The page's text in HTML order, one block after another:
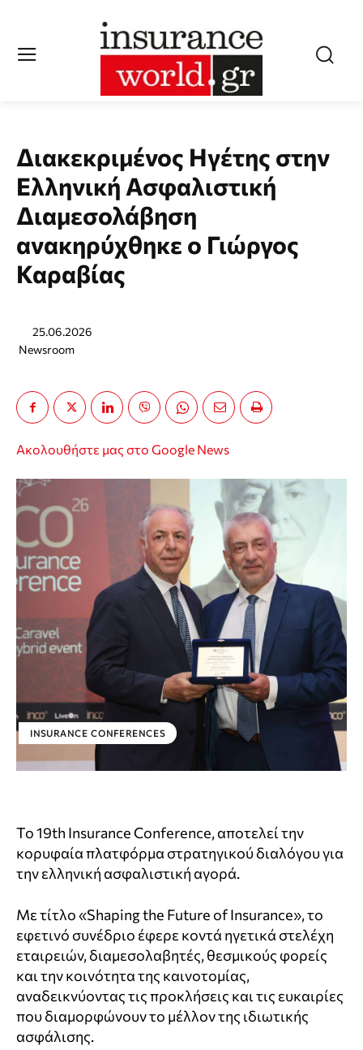
Διακεκριμένος Ηγέτης στην
Ελληνική Ασφαλιστική
Διαμεσολάβηση
ανακηρύχθηκε ο Γιώργος
Καραβίας
25.06.2026
Newsroom
Ακολουθήστε μας στο Google News
INSURANCE CONFERENCES
Το 19th Insurance Conference, αποτελεί την
κορυφαία πλατφόρμα στρατηγικού διαλόγου για
την ελληνική ασφαλιστική αγορά.
Με τίτλο «Shaping the Future of Insurance», το
εφετινό συνέδριο έφερε κοντά ηγετικά στελέχη
εταιρειών, διαμεσολαβητές, θεσμικούς φορείς
και την κοινότητα της καινοτομίας,
αναδεικνύοντας τις προκλήσεις και τις ευκαιρίες
που διαμορφώνουν το μέλλον της ιδιωτικής
ασφάλισης.